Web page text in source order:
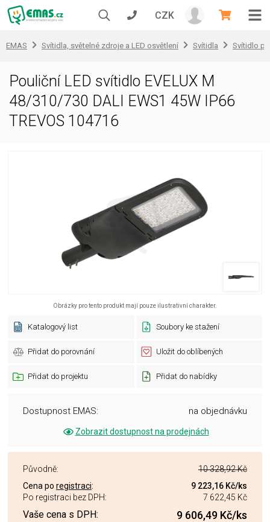
CZK
EMAS Svítidla, světelné zdroje a LED osvětlení Svítidla Svítidlo
Pouliční LED svítidlo EVELUX M
48/310/730 DALI EWS1 45W IP66
TREVOS 104716
Obrázky pro tento produkt mají pouze ilustrativní charakter.
Katalogový list Soubory ke stažení
Přidat do porovnání Uložit do oblíbených
Přidat do projektu Přidat do nabídky
Dostupnost EMAS: na objednávku
Zobrazit dostupnost na prodejnách
Původně:
10 328,92 Kč
Cena po registraci: 9 223,16 Kč/ks
Po registraci bez DPH:
7 622,45 Kč
Vaše cena s DPH: 9 606,49 Kč/ks